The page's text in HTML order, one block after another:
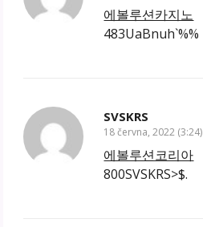
에볼루션카지노
483UaBnuh`%%
SVSKRS
18 června, 2022 (3:24)
에볼루션코리아
800SVSKRS>$.